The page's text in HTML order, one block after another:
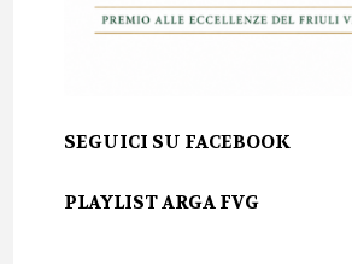
SEGUICI SU FACEBOOK
PLAYLIST ARGA FVG